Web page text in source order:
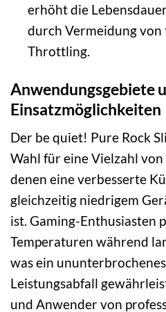
erhöht die
durch Vermeidung von
Throttling.
Anwendungsgebiete
Einsatzmöglichkeiten
Der be quiet! Pure Rock
Wahl für eine Vielzahl
denen eine verbesserte
gleichzeitig niedrigem
ist. Gaming-Enthusiasten
Temperaturen während
was ein
Leistungsabfall
und Anwender von